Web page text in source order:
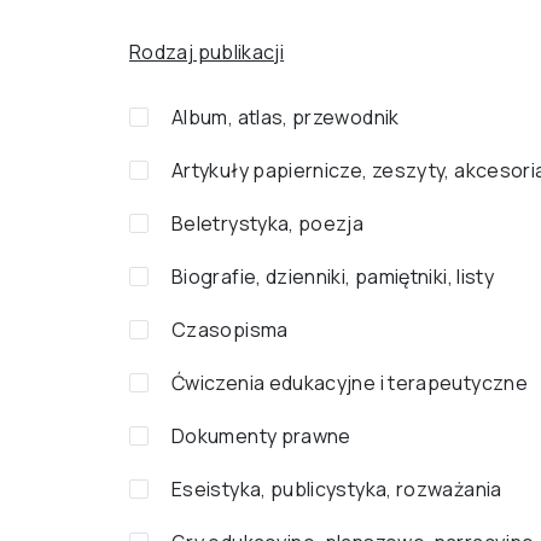
Rodzaj publikacji
Album, atlas, przewodnik
Artykuły papiernicze, zeszyty,
Beletrystyka, poezja
Biografie, dzienniki, pamiętniki, listy
Czasopisma
Ćwiczenia edukacyjne i terapeutyczne
Dokumenty prawne
Eseistyka, publicystyka, rozważania